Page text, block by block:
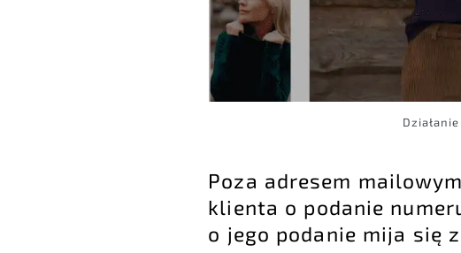
Poza adresem
klienta o podanie
o jego podanie mija się